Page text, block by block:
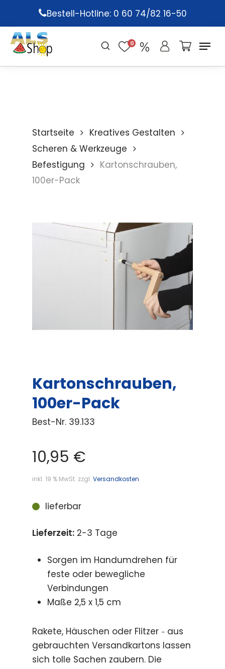
main
content
Bestell-Hotline: 0 60 74/82 16-50
0
Startseite
Kreatives Gestalten
Scheren & Werkzeuge
Befestigung
Kartonschrauben,
100er-Pack
Kartonschrauben,
100er-Pack
Best-Nr. 39.133
10,95 €
inkl. 19 % MwSt. zzgl. Versandkosten
lieferbar
Lieferzeit: 2-3 Tage
Sorgen im Handumdrehen für
feste oder bewegliche
Verbindungen
Maße 2,5 x 1,5 cm
Rakete, Häuschen oder Flitzer – aus
gebrauchten Versandkartons lassen
sich tolle Sachen zaubern. Die